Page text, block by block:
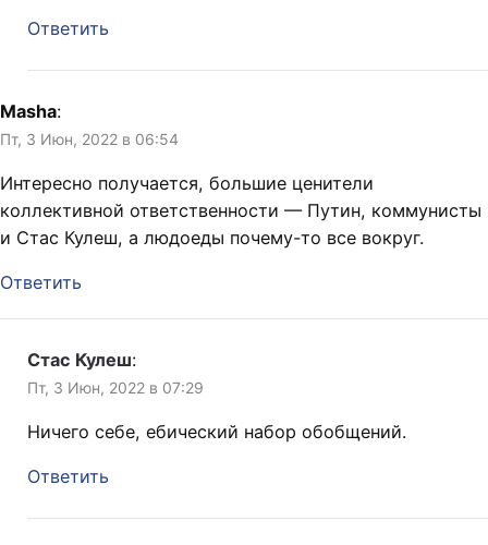
Ответить
Masha:
Пт, 3 Июн, 2022 в 06:54
Интересно получается, большие ценители
коллективной ответственности — Путин, коммунисты
и Стас Кулеш, а людоеды почему-то все вокруг.
Ответить
Стас Кулеш:
Пт, 3 Июн, 2022 в 07:29
Ничего себе, ебический набор обобщений.
Ответить